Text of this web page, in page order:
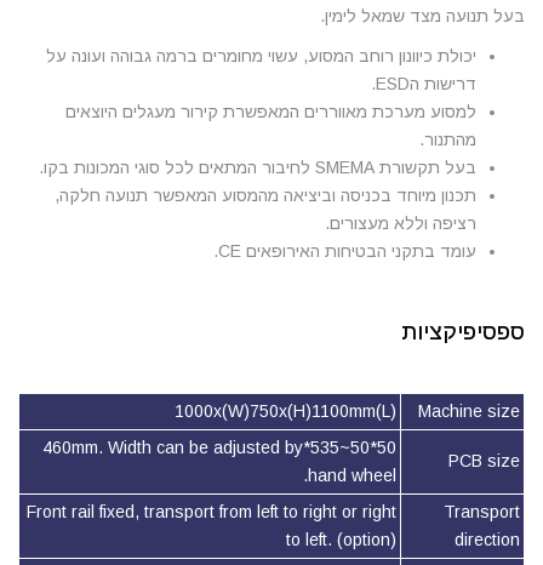
בעל תנועה מצד שמאל לימין.
יכולת כיוונון רוחב המסוע, עשוי מחומרים ברמה גבוהה ועונה על
דרישות הESD.
למסוע מערכת מאווררים המאפשרת קירור מעגלים היוצאים
מהתנור.
בעל תקשורת SMEMA לחיבור המתאים לכל סוגי המכונות בקו.
תכנון מיוחד בכניסה וביציאה מהמסוע המאפשר תנועה חלקה,
רציפה וללא מעצורים.
עומד בתקני הבטיחות האירופאים CE.
ספסיפיקציות
Machine size
(L)1000x(W)750x(H)1100mm
PCB size
50*50~535*460mm. Width can be adjusted by
hand wheel.
Transport
direction
Front rail fixed, transport from left to right or right
to left. (option)